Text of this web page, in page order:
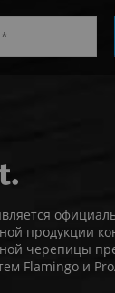
продукции
черепицы
Flamingo и